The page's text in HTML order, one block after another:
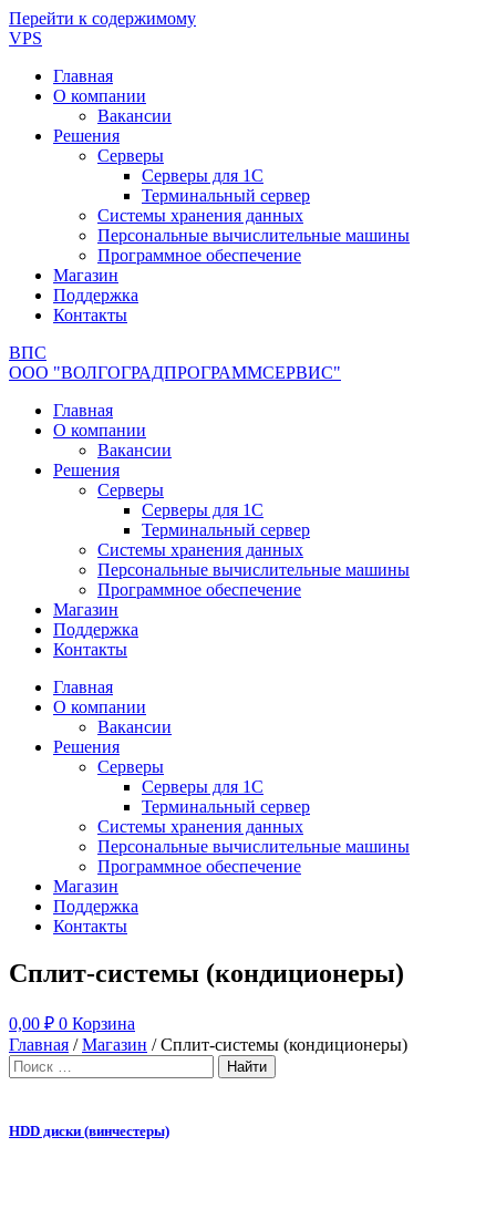
Перейти к содержимому
VPS
Главная
О компании
Вакансии
Решения
Серверы
Серверы для 1С
Терминальный сервер
Системы хранения данных
Персональные вычислительные машины
Программное обеспечение
Магазин
Поддержка
Контакты
ВПС
ООО "ВОЛГОГРАДПРОГРАММСЕРВИС"
Главная
О компании
Вакансии
Решения
Серверы
Серверы для 1С
Терминальный сервер
Системы хранения данных
Персональные вычислительные машины
Программное обеспечение
Магазин
Поддержка
Контакты
Главная
О компании
Вакансии
Решения
Серверы
Серверы для 1С
Терминальный сервер
Системы хранения данных
Персональные вычислительные машины
Программное обеспечение
Магазин
Поддержка
Контакты
Сплит-системы (кондиционеры)
0,00 ₽ 0 Корзина
Главная /Магазин / Сплит-системы (кондиционеры)
Найти
HDD диски (винчестеры)